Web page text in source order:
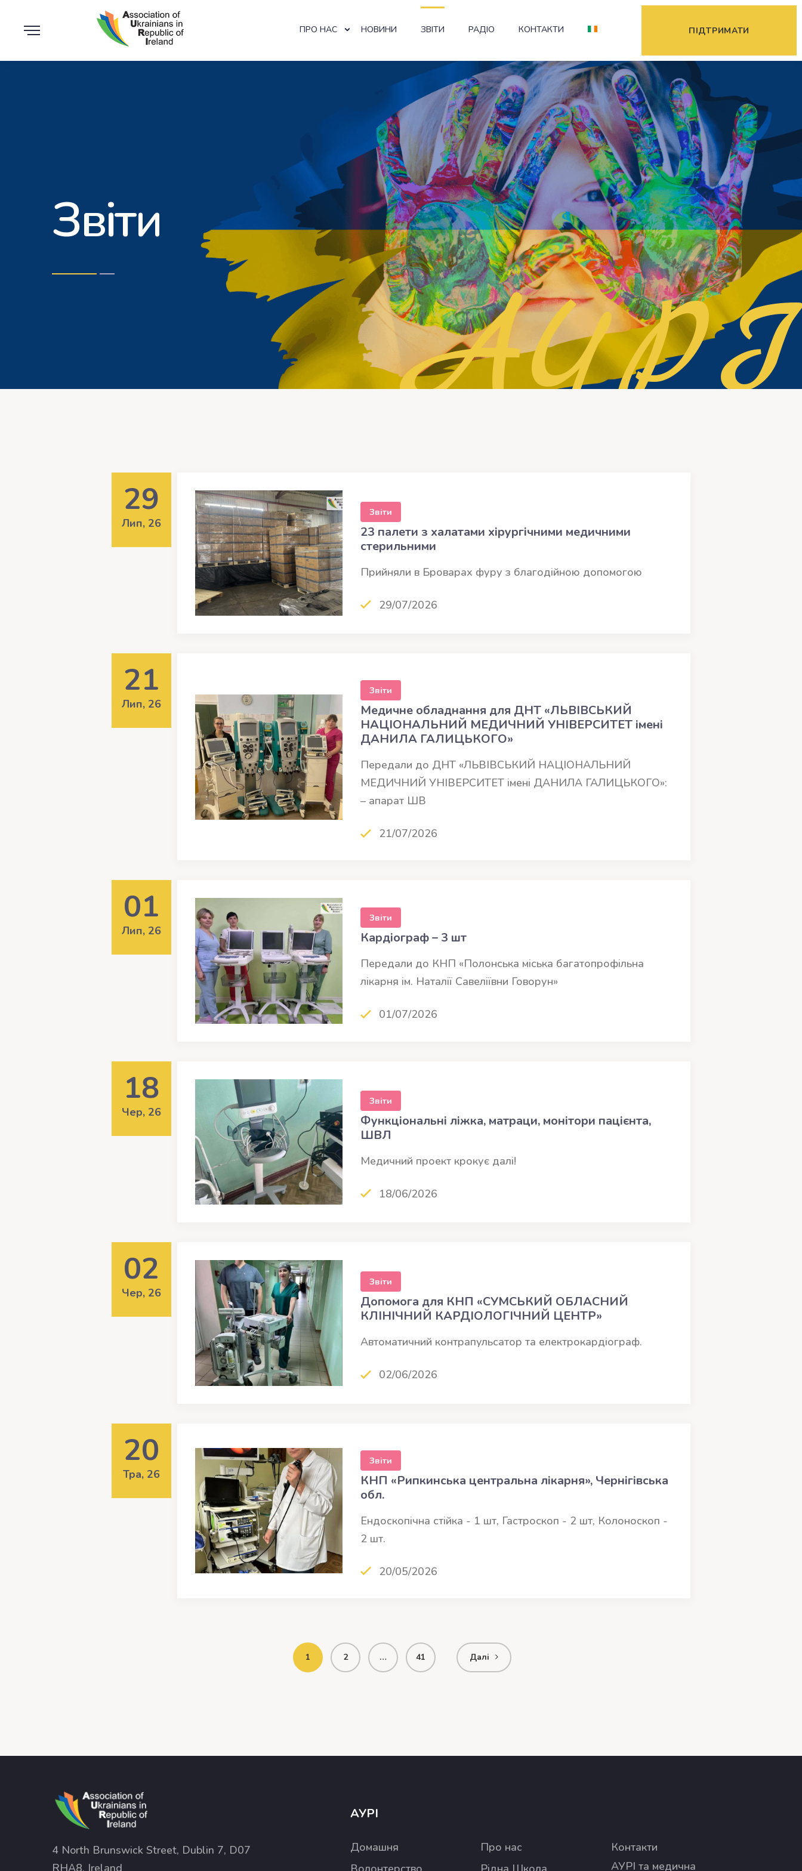
ПРО НАС НОВИНИ ЗВІТИ РАДІО КОНТАКТИ ПІДТРИМАТИ
Звіти
АУРІ
29
Лип, 26
Звіти
23 палети з халатами хірургічними медичними
стерильними
Прийняли в Броварах фуру з благодійною допомогою
29/07/2026
21
Лип, 26
Звіти
Медичне обладнання для ДНТ «ЛЬВІВСЬКИЙ
НАЦІОНАЛЬНИЙ МЕДИЧНИЙ УНІВЕРСИТЕТ імені
ДАНИЛА ГАЛИЦЬКОГО»
Передали до ДНТ «ЛЬВІВСЬКИЙ НАЦІОНАЛЬНИЙ
МЕДИЧНИЙ УНІВЕРСИТЕТ імені ДАНИЛА ГАЛИЦЬКОГО»:
– апарат ШВ
21/07/2026
01
Лип, 26
Звіти
Кардіограф – 3 шт
Передали до КНП «Полонська міська багатопрофільна
лікарня ім. Наталії Савеліївни Говорун»
01/07/2026
18
Чер, 26
Звіти
Функціональні ліжка, матраци, монітори пацієнта,
ШВЛ
Медичний проект крокує далі!
18/06/2026
02
Чер, 26
Звіти
Допомога для КНП «СУМСЬКИЙ ОБЛАСНИЙ
КЛІНІЧНИЙ КАРДІОЛОГІЧНИЙ ЦЕНТР»
Автоматичний контрапульсатор та електрокардіограф.
02/06/2026
20
Тра, 26
Звіти
КНП «Рипкинська центральна лікарня», Чернігівська
обл.
Ендоскопічна стійка - 1 шт, Гастроскоп - 2 шт, Колоноскоп -
2 шт.
20/05/2026
1 2 … 41 Далі
4 North Brunswick Street, Dublin 7, D07
АУРІ
Домашня Про нас
Контакти
АУРІ та медична